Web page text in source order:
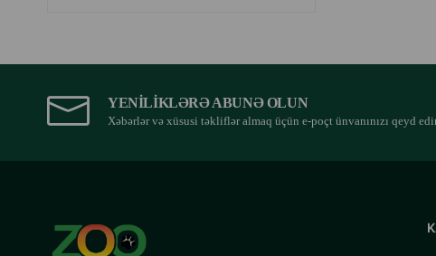
YENILIKLƏRƏ ABUNƏ OLUN
Xəbərlər və xüsusi təkliflər almaq üçün e-poçt ünvanınızı qeyd